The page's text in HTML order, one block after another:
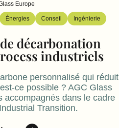
Europe
Énergies Conseil Ingénierie
décarbonation
industriels
personnalisé qui réduit
ce possible ? AGC Glass
accompagnés dans le cadre
Transition.